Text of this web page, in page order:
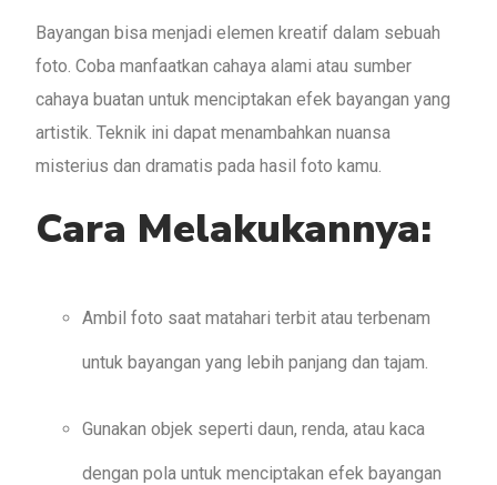
Bayangan bisa menjadi elemen kreatif dalam sebuah
foto. Coba manfaatkan cahaya alami atau sumber
cahaya buatan untuk menciptakan efek bayangan yang
artistik. Teknik ini dapat menambahkan nuansa
misterius dan dramatis pada hasil foto kamu.
Cara Melakukannya:
Ambil foto saat matahari terbit atau terbenam
untuk bayangan yang lebih panjang dan tajam.
Gunakan objek seperti daun, renda, atau kaca
dengan pola untuk menciptakan efek bayangan